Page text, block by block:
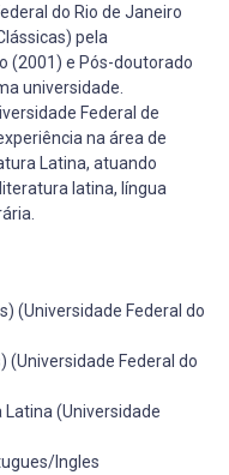
do Rio de Janeiro
pela
(2001) e Pós-doutorado
universidade.
Federal de
na área de
Latina, atuando
latina, língua
(Universidade Federal do
(Universidade Federal do
(Universidade
Ingles